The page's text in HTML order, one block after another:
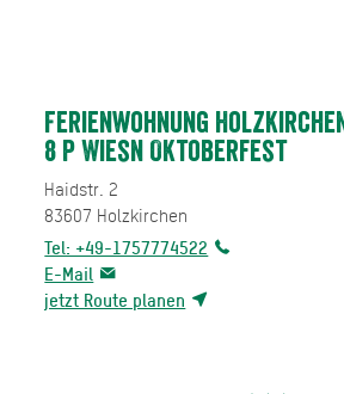
Ferienwohnung
8 P Wiesn Oktoberfest
Haidstr. 2
83607 Holzkirchen
Tel: +49-1757774522
E-Mail
jetzt Route planen